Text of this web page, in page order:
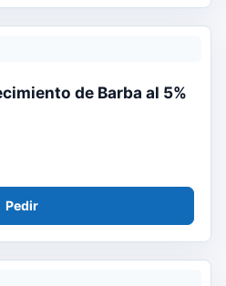
de Barba al 5%
Pedir